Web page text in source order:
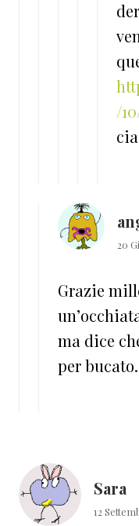
/
20
Grazie
ma dice
per
Sara
12